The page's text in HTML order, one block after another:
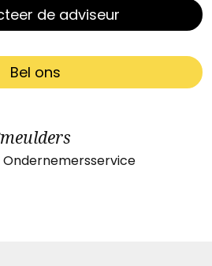
de adviseur
Bel ons
Ondernemersservice